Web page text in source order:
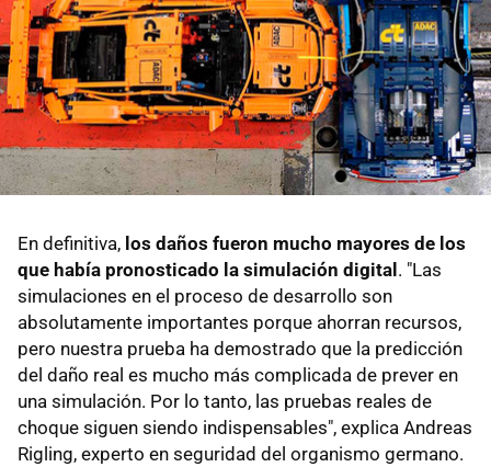
En definitiva, los daños fueron mucho mayores de los
que había pronosticado la simulación digital . "Las
simulaciones en el proceso de desarrollo son
absolutamente importantes porque ahorran recursos,
pero nuestra prueba ha demostrado que la predicción
del daño real es mucho más complicada de prever en
una simulación. Por lo tanto, las pruebas reales de
choque siguen siendo indispensables", explica Andreas
Rigling, experto en seguridad del organismo germano.